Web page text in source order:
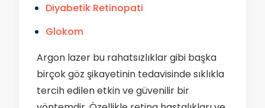
Diyabetik Retinopati
Glokom
Argon lazer bu rahatsızlıklar gibi başka
birçok göz şikayetinin tedavisinde sıklıkla
tercih edilen etkin ve güvenilir bir